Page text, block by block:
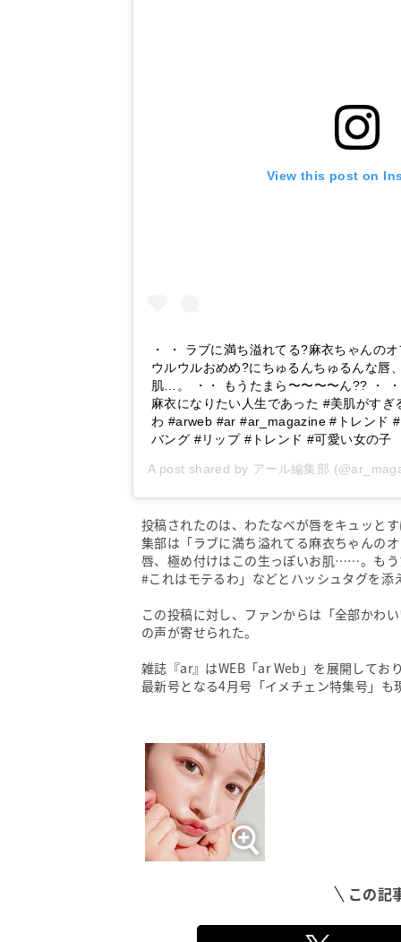
View this post on
・ ・ ラブに満ち溢れてる?麻衣ちゃんの
ウルウルおめめ?にちゅるんちゅるんな唇
肌…。 ・・ もうたまら〜〜〜〜ん?? ・
麻衣になりたい人生であった #美肌がす
わ #arweb #ar #ar_magazine #トレンド
バング #リップ #トレンド #可愛い女の子
A post shared by アール編集部
投稿されたのは、わたなべが唇をキュッと
集部は「ラブに満ち溢れてる麻衣ちゃんの
唇、極め付けはこの生っぽいお肌……。も
#これはモテるわ」などとハッシュタグを添
この投稿に対し、ファンからは「全部かわ
の声が寄せられた。
雑誌『ar』はWEB「ar Web」を展開してお
最新号となる4月号「イメチェン特集号」も
この記